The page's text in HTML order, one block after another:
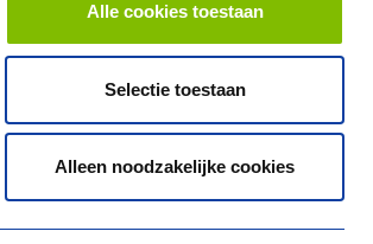
Alle cookies toestaan
Selectie toestaan
Alleen noodzakelijke cookies